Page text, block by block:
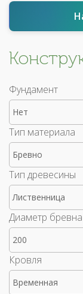
Фундамент
Нет
Тип материала
Бревно
Тип древесины
Лиственница
Диаметр бревна
200
Кровля
Временная